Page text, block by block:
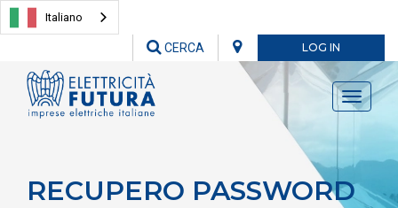
Italiano
LOG IN
CERCA
Toggle
RECUPERO PASSWORD